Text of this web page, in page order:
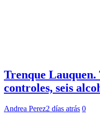
Trenque Lauquen.
controles, seis
Andrea Perez2 días atrás 0